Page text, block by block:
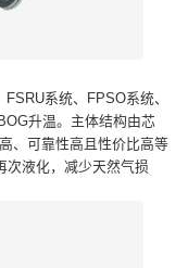
系统、FPSO系统、
升温。主体结构由芯
、可靠性高且性价比高等
次液化，减少天然气损